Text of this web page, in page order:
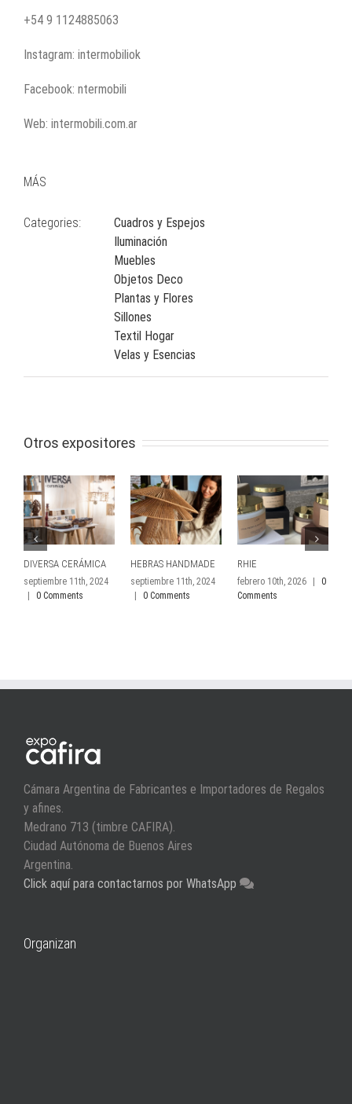
+54 9 1124885063
Instagram: intermobiliok
Facebook: ntermobili
Web: intermobili.com.ar
MÁS
Categories:
Cuadros y Espejos
Iluminación
Muebles
Objetos Deco
Plantas y Flores
Sillones
Textil Hogar
Velas y Esencias
Otros expositores
DIVERSA CERÁMICA
septiembre 11th, 2024
0 Comments
HEBRAS HANDMADE
septiembre 11th, 2024
0 Comments
RHIE
febrero 10th, 2026
0
Comments
Cámara Argentina de Fabricantes e Importadores de Regalos
y afines.
Medrano 713 (timbre CAFIRA).
Ciudad Autónoma de Buenos Aires
Argentina.
Click aquí para contactarnos por WhatsApp
Organizan